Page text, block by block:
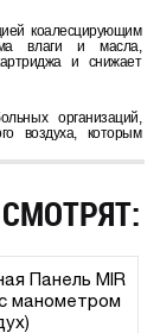
коалесцирующим
влаги и масла,
и снижает
организаций,
воздуха, которым
Панель MIR
манометром